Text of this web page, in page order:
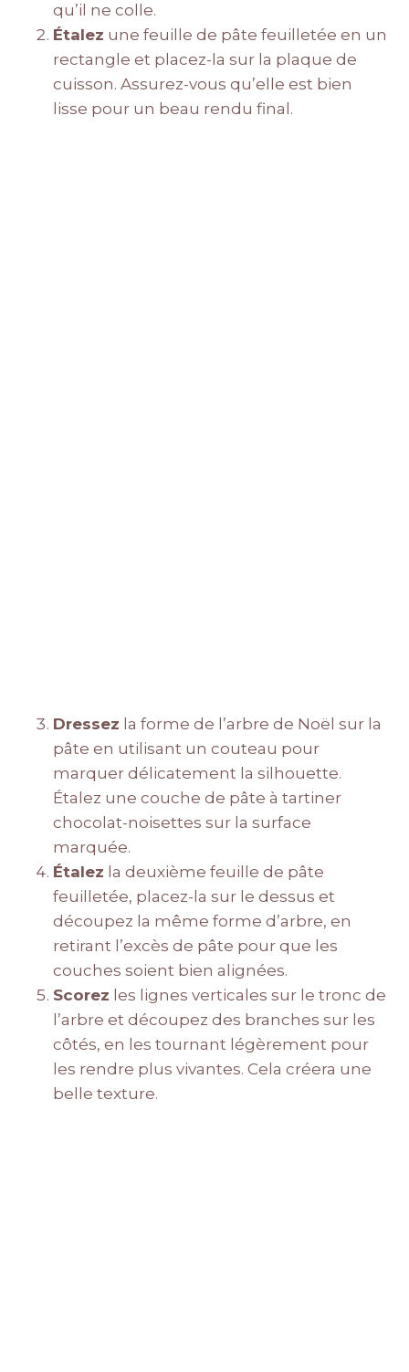
qu’il ne colle.
Étalez une feuille de pâte feuilletée en un
rectangle et placez-la sur la plaque de
cuisson. Assurez-vous qu’elle est bien
lisse pour un beau rendu final.
Dressez la forme de l’arbre de Noël sur la
pâte en utilisant un couteau pour
marquer délicatement la silhouette.
Étalez une couche de pâte à tartiner
chocolat-noisettes sur la surface
marquée.
Étalez la deuxième feuille de pâte
feuilletée, placez-la sur le dessus et
découpez la même forme d’arbre, en
retirant l’excès de pâte pour que les
couches soient bien alignées.
Scorez les lignes verticales sur le tronc de
l’arbre et découpez des branches sur les
côtés, en les tournant légèrement pour
les rendre plus vivantes. Cela créera une
belle texture.